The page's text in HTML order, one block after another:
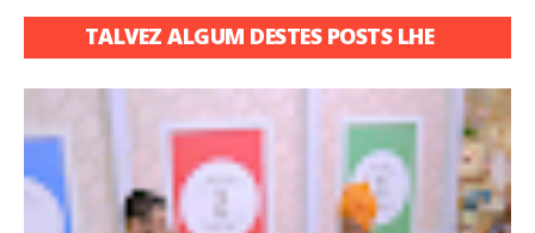
TALVEZ ALGUM DESTES POSTS LHE